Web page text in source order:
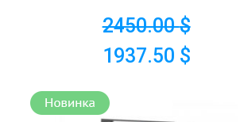
2450.00$
1937.50 $